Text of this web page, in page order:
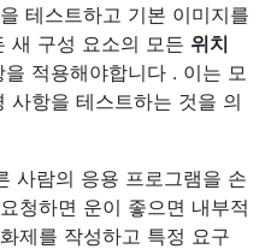
테스트하고 기본 이미지를
새 구성 요소의 모든 위치
적용해야합니다 . 이는 모
사항을 테스트하는 것을 의
사람의 응용 프로그램을 손
청하면 운이 좋으면 내부적
제를 작성하고 특정 요구